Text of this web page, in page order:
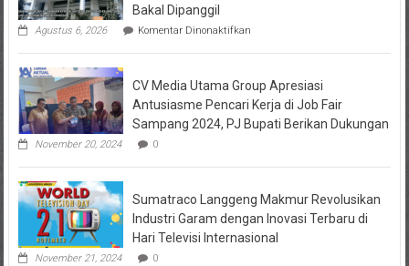
Bakal Dipanggil
Agustus 6, 2026 Komentar Dinonaktifkanpada
Masalah
KPRI
Sejahtera
Diselidiki
Kejari
Dipanggil
CV Media Utama Group Apresiasi
Antusiasme Pencari Kerja di Job Fair
Sampang 2024, PJ Bupati Berikan Dukungan
November 20, 2024 0
Sumatraco Langgeng Makmur Revolusikan
Industri Garam dengan Inovasi Terbaru di
Hari Televisi Internasional
November 21, 2024 0